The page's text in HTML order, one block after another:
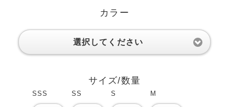
カラー
選択してください
サイズ/数量
SSS SS S M